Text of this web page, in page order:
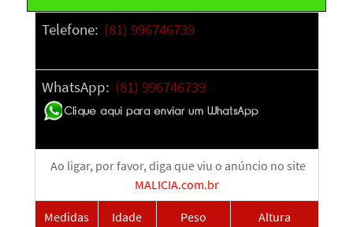
Telefone: (81) 996746739
WhatsApp: (81) 996746739
Ao ligar, por favor, diga que viu o anúncio no site
MALICIA.com.br
Medidas
Idade
Peso
Altura